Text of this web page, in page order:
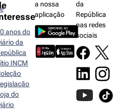
anos do
da
INCM
do
a nossa
aplicação
da
República
nas redes
sociais